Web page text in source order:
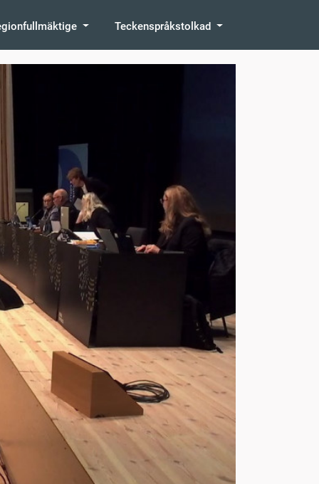
Teckenspråkstolkad